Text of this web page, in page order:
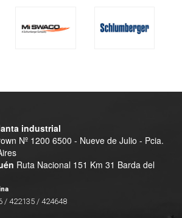
industrial
Nº 1200 6500 - Nueve de Julio - Pcia.
Ruta Nacional 151 Km 31 Barda del
/ 422135 / 424648